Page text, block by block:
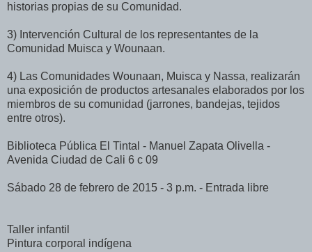
historias propias de su Comunidad.
3) Intervención Cultural de los representantes de la
Comunidad Muisca y Wounaan.
4) Las Comunidades Wounaan, Muisca y Nassa, realizarán
una exposición de productos artesanales elaborados por los
miembros de su comunidad (jarrones, bandejas, tejidos
entre otros).
Biblioteca Pública El Tintal - Manuel Zapata Olivella -
Avenida Ciudad de Cali 6 c 09
Sábado 28 de febrero de 2015 - 3 p.m. - Entrada libre
Taller infantil
Pintura corporal indígena